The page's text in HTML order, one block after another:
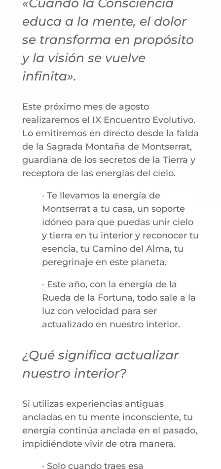
«Cuando la Consciencia
educa a la mente, el dolor
se transforma en propósito
y la visión se vuelve
infinita».
Este próximo mes de agosto
realizaremos el IX Encuentro Evolutivo.
Lo emitiremos en directo desde la falda
de la Sagrada Montaña de Montserrat,
guardiana de los secretos de la Tierra y
receptora de las energías del cielo.
· Te llevamos la energía de
Montserrat a tu casa, un soporte
idóneo para que puedas unir cielo
y tierra en tu interior y reconocer tu
esencia, tu Camino del Alma, tu
peregrinaje en este planeta.
· Este año, con la energía de la
Rueda de la Fortuna, todo sale a la
luz con velocidad para ser
actualizado en nuestro interior.
¿Qué significa actualizar
nuestro interior?
Si utilizas experiencias antiguas
ancladas en tu mente inconsciente, tu
energía continúa anclada en el pasado,
impidiéndote vivir de otra manera.
· Solo cuando traes esa